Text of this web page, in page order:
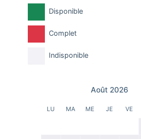
Disponible
Complet
Indisponible
Août 2026
LU MA ME JE VE